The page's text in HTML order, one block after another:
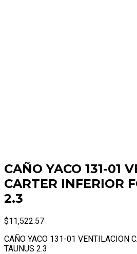
CAÑO YACO 131-01
CARTER INFERIOR
2.3
$11,522.57
CAÑO YACO 131-01 VENTILACION
TAUNUS 2.3